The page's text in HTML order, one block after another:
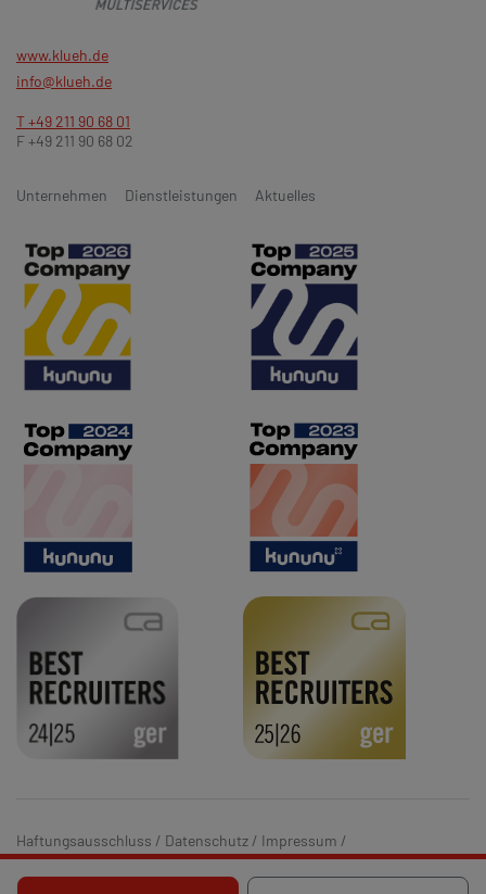
Unternehmen Dienstleistungen Aktuelles
Haftungsausschluss / Datenschutz / Impressum /
www.klueh.de
info@klueh.de
T +49 211 90 68 01
F +49 211 90 68 02